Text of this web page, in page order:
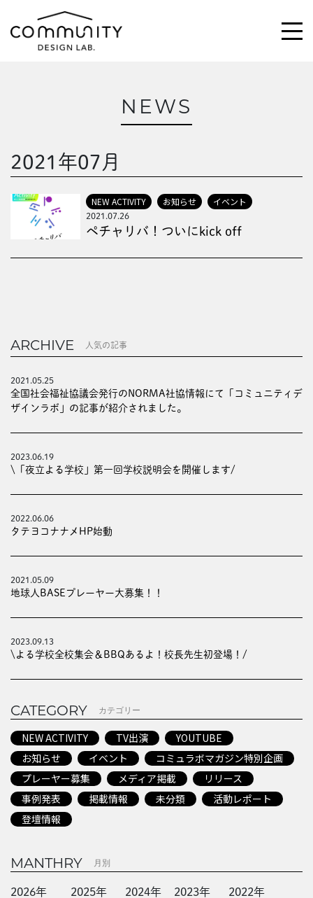
ABOUT
ACTIVITIES
NEWS
2021年07月
NEW ACTIVITY お知らせ イベント
2021.07.26
ペチャリバ！ついにkick off
ARCHIVE 人気の記事
2021.05.25
全国社会福祉協議会発行のNORMA社協情報にて「コミュニティデ
ザインラボ」の記事が紹介されました。
2023.06.19
\「夜立よる学校」第一回学校説明会を開催します/
2022.06.06
タテヨコナナメHP始動
2021.05.09
地球人BASEプレーヤー大募集！！
2023.09.13
\よる学校全校集会＆BBQあるよ！校長先生初登場！/
CATEGORY カテゴリー
NEW ACTIVITY TV出演
YOUTUBE
お知らせ
イベント
コミュラボマガジン特別企画
プレーヤー募集
メディア掲載
リリース
事例発表
掲載情報 未分類
活動レポート
登壇情報
MANTHRY 月別
2026年 2025年 2024年 2023年 2022年